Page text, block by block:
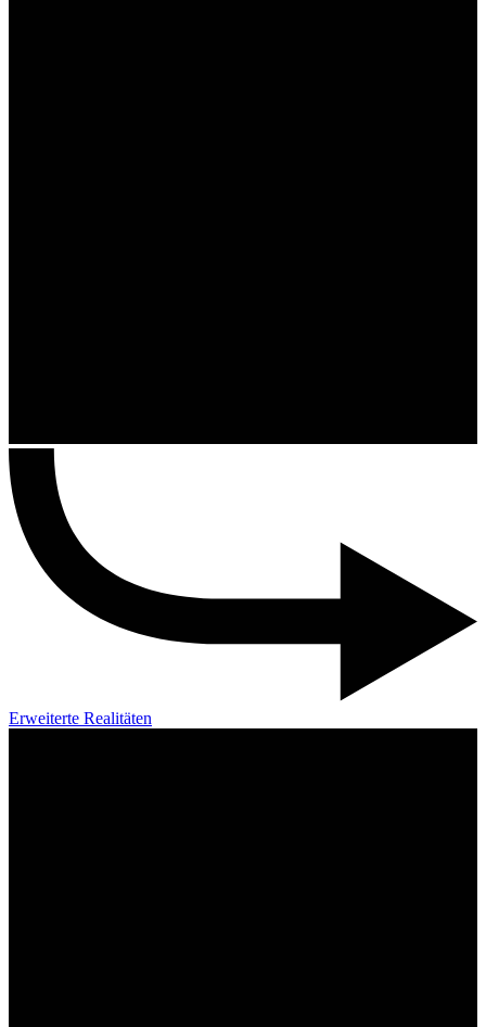
Erweiterte Realitäten